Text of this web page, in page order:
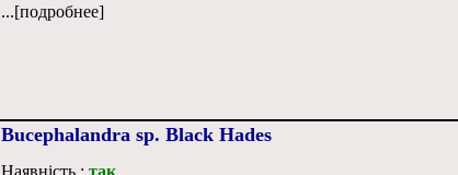
...[подробнее]
Bucephalandra sp. Black Hades
Наявність :так